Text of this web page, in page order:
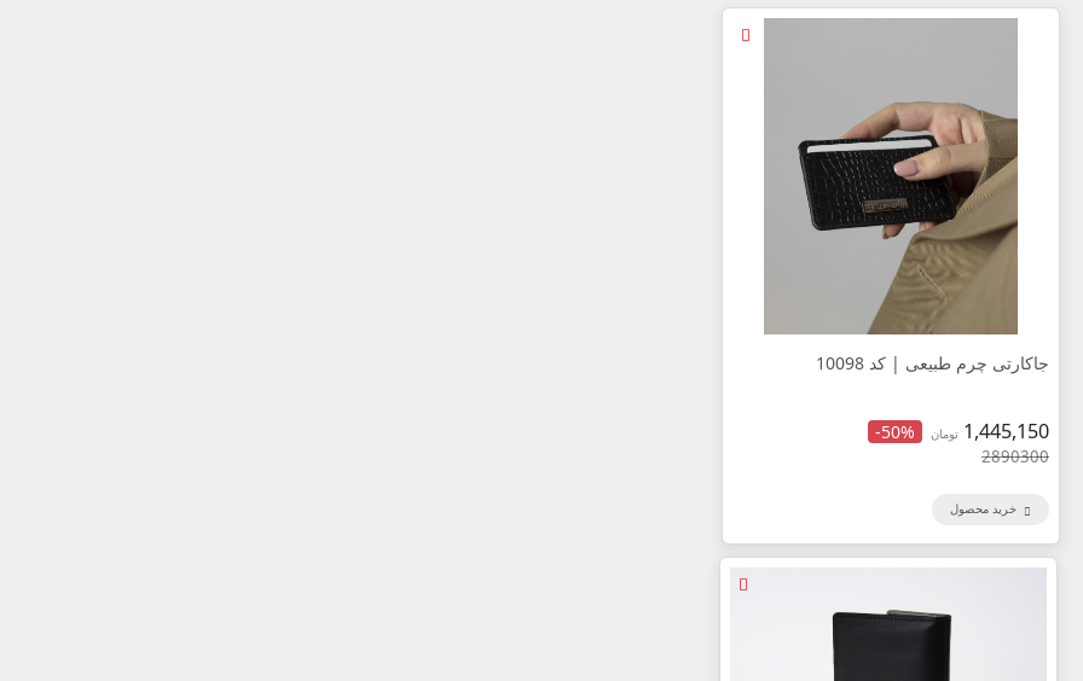
جاکارتی چرم طبیعی | کد 10098
1,445,150 تومان -50%
2890300
خرید محصول